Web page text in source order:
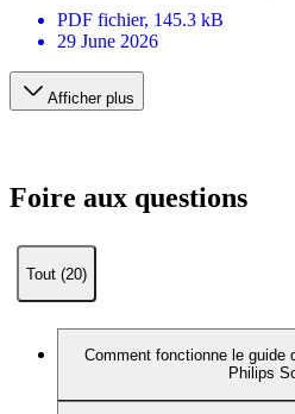
PDF fichier, 145.3 kB
29 June 2026
Afficher plus
Foire aux questions
Tout (20)
Comment fonctionne le guide
Philips